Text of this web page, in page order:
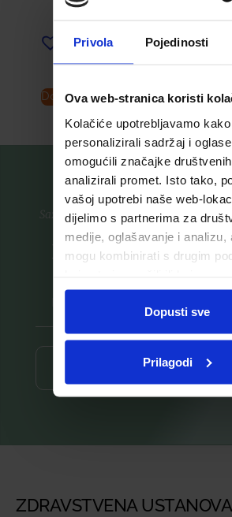
Privola Pojedinosti
Ova web-stranica koristi
Kolačiće upotrebljavamo
personalizirali sadržaj i oglase,
omogućili značajke
analizirali promet. Isto tako,
vašoj upotrebi naše web-
dijelimo s partnerima za
medije, oglašavanje i analizu,
mogu kombinirati s drugim
ste upotrebljavali njihove
Dopusti sve
Prilagodi
Dodaj u listu želja
Dodaj u košaricu
Saznajte prvi za nove proizvode i
Prijavite se na listu
Prijava ⟶
ZDRAVSTVENA USTANOVA